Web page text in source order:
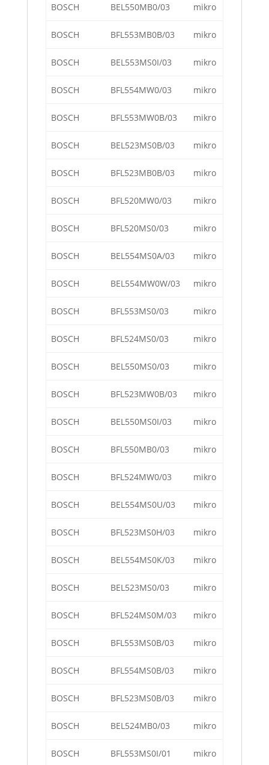
BOSCH BEL550MB0/03 mikro
BOSCH BFL553MB0B/03 mikro
BOSCH BEL553MS0I/03 mikro
BOSCH BFL554MW0/03 mikro
BOSCH BFL553MW0B/03 mikro
BOSCH BEL523MS0B/03 mikro
BOSCH BFL523MB0B/03 mikro
BOSCH BFL520MW0/03 mikro
BOSCH BFL520MS0/03 mikro
BOSCH BEL554MS0A/03 mikro
BOSCH BEL554MW0W/03 mikro
BOSCH BFL553MS0/03 mikro
BOSCH BFL524MS0/03 mikro
BOSCH BEL550MS0/03 mikro
BOSCH BFL523MW0B/03 mikro
BOSCH BEL550MS0I/03 mikro
BOSCH BFL550MB0/03 mikro
BOSCH BFL524MW0/03 mikro
BOSCH BEL554MS0U/03 mikro
BOSCH BFL523MS0H/03 mikro
BOSCH BEL554MS0K/03 mikro
BOSCH BEL523MS0/03 mikro
BOSCH BFL524MS0M/03 mikro
BOSCH BFL553MS0B/03 mikro
BOSCH BFL554MS0B/03 mikro
BOSCH BFL523MS0B/03 mikro
BOSCH BEL524MB0/03 mikro
BOSCH BFL553MS0I/01 mikro